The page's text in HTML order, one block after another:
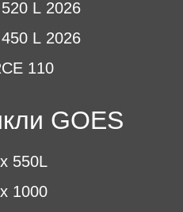
L 2026
L 2026
110
GOES
550L
1000